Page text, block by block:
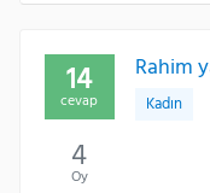
Rahim
Kadın
14
cevap
4
Oy